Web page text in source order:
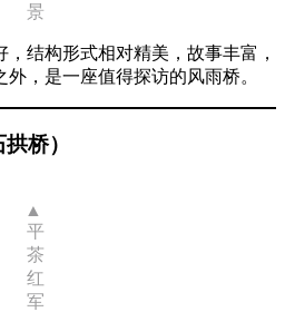
景
结构形式相对精美，故事丰富，
，是一座值得探访的风雨桥。
桥）
平
茶
红
军